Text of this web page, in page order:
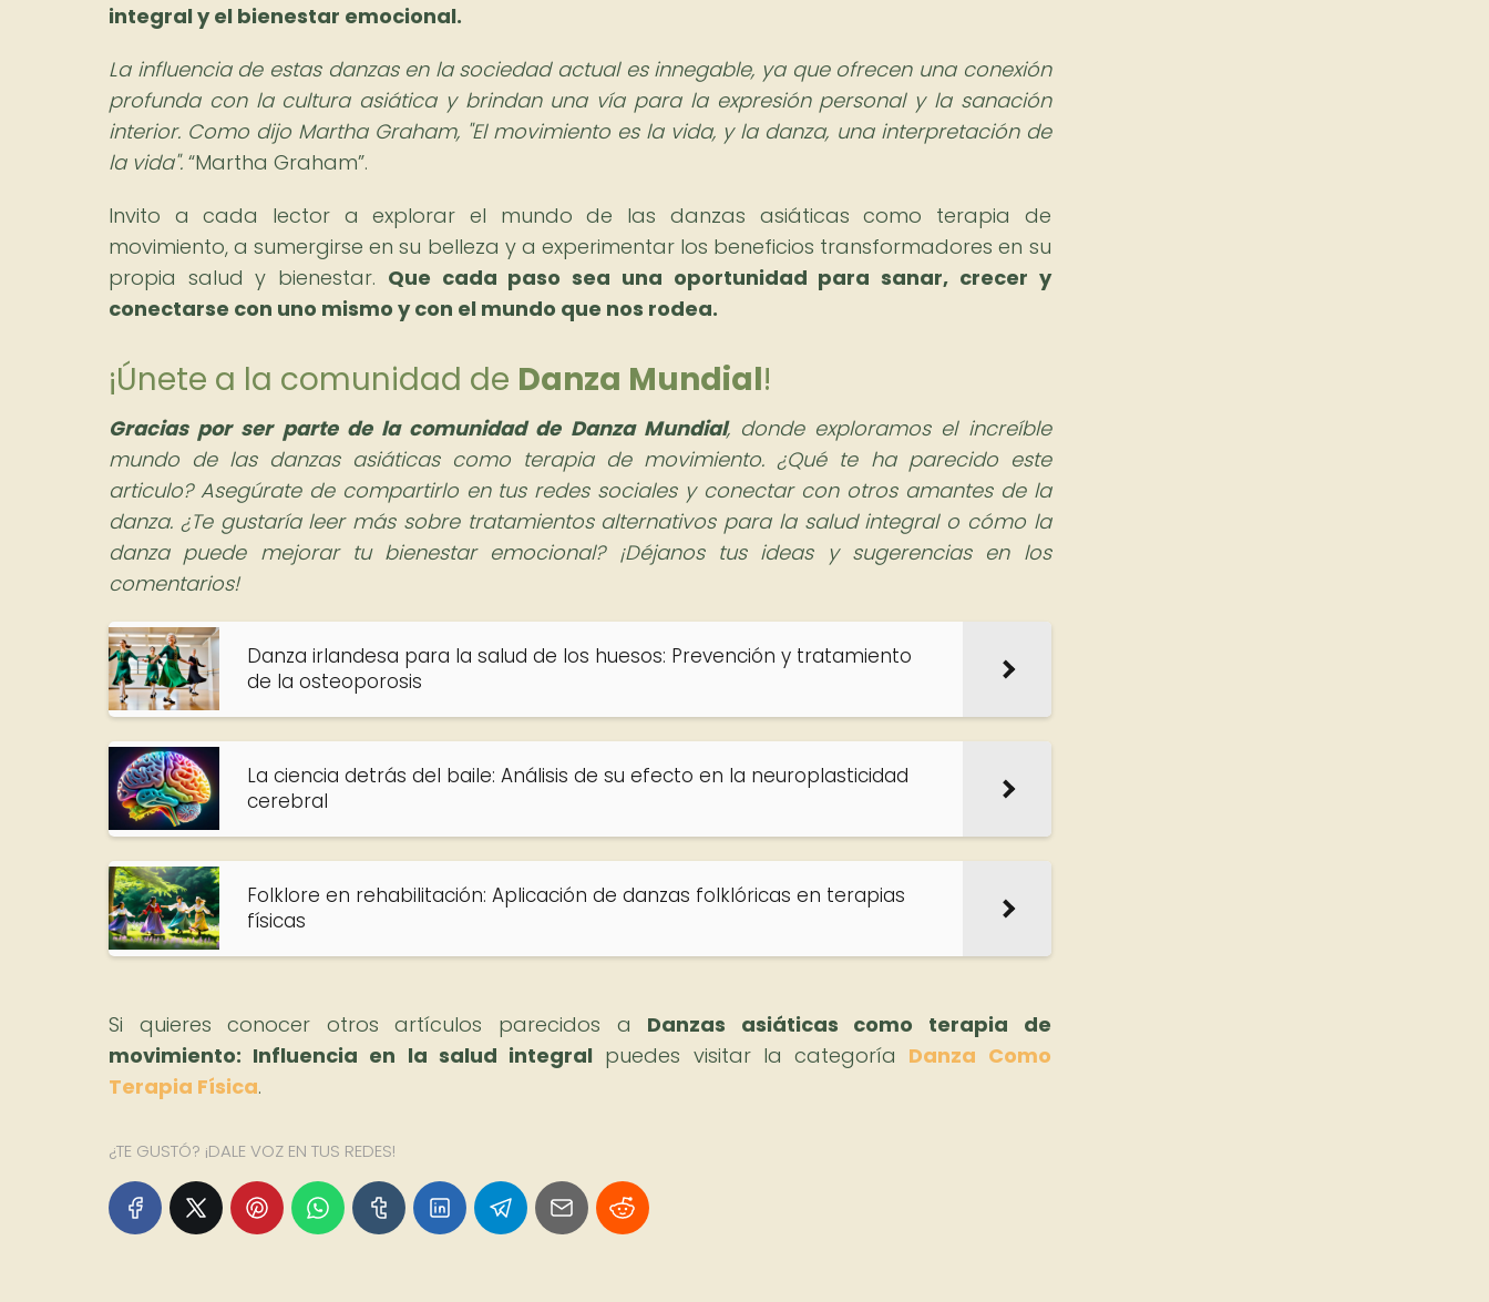
integral y el bienestar emocional.
La influencia de estas danzas en la sociedad actual es innegable, ya que ofrecen una conexión
profunda con la cultura asiática y brindan una vía para la expresión personal y la sanación
interior. Como dijo Martha Graham, "El movimiento es la vida, y la danza, una interpretación de
la vida". Martha Graham .
Invito a cada lector a explorar el mundo de las danzas asiáticas como terapia de
movimiento, a sumergirse en su belleza y a experimentar los beneficios transformadores en su
propia salud y bienestar. Que cada paso sea una oportunidad para sanar, crecer y
conectarse con uno mismo y con el mundo que nos rodea.
¡Únete a la comunidad de Danza Mundial!
Gracias por ser parte de la comunidad de Danza Mundial, donde exploramos el increíble
mundo de las danzas asiáticas como terapia de movimiento. ¿Qué te ha parecido este
articulo? Asegúrate de compartirlo en tus redes sociales y conectar con otros amantes de la
danza. ¿Te gustaría leer más sobre tratamientos alternativos para la salud integral o cómo la
danza puede mejorar tu bienestar emocional? ¡Déjanos tus ideas y sugerencias en los
comentarios!
Danza irlandesa para la salud de los huesos: Prevención y tratamiento
de la osteoporosis
La ciencia detrás del baile: Análisis de su efecto en la neuroplasticidad
cerebral
Folklore en rehabilitación: Aplicación de danzas folklóricas en terapias
físicas
Si quieres conocer otros artículos parecidos a Danzas asiáticas como terapia de
movimiento: Influencia en la salud integral puedes visitar la categoría Danza Como
Terapia Física.
¿TE GUSTÓ? ¡DALE VOZ EN TUS REDES!